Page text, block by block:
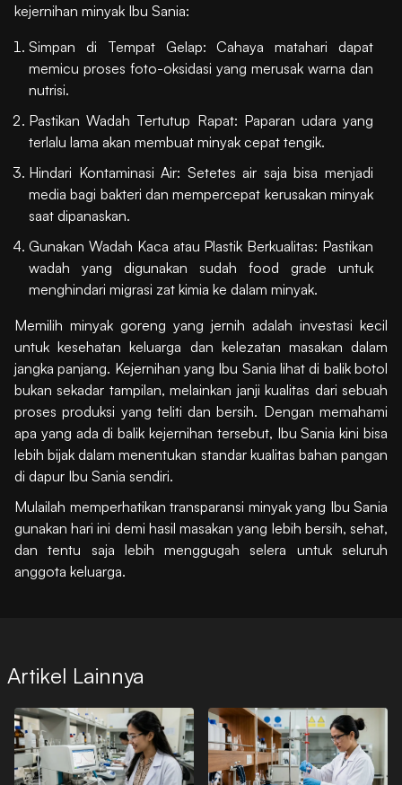
kejernihan minyak Ibu Sania:
Simpan di Tempat Gelap: Cahaya matahari dapat
memicu proses foto-oksidasi yang merusak warna dan
nutrisi.
Pastikan Wadah Tertutup Rapat: Paparan udara yang
terlalu lama akan membuat minyak cepat tengik.
Hindari Kontaminasi Air: Setetes air saja bisa menjadi
media bagi bakteri dan mempercepat kerusakan minyak
saat dipanaskan.
Gunakan Wadah Kaca atau Plastik Berkualitas: Pastikan
wadah yang digunakan sudah food grade untuk
menghindari migrasi zat kimia ke dalam minyak.
Memilih minyak goreng yang jernih adalah investasi kecil
untuk kesehatan keluarga dan kelezatan masakan dalam
jangka panjang. Kejernihan yang Ibu Sania lihat di balik botol
bukan sekadar tampilan, melainkan janji kualitas dari sebuah
proses produksi yang teliti dan bersih. Dengan memahami
apa yang ada di balik kejernihan tersebut, Ibu Sania kini bisa
lebih bijak dalam menentukan standar kualitas bahan pangan
di dapur Ibu Sania sendiri.
Mulailah memperhatikan transparansi minyak yang Ibu Sania
gunakan hari ini demi hasil masakan yang lebih bersih, sehat,
dan tentu saja lebih menggugah selera untuk seluruh
anggota keluarga.
Artikel Lainnya